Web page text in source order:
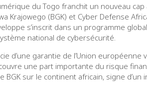
du Togo franchit un nouveau
Krajowego (BGK) et Cyber Defense
s’inscrit dans un programme
national de cybersécurité.
d’une garantie de l’Union
couvre une part importante du risque
BGK sur le continent africain, signe